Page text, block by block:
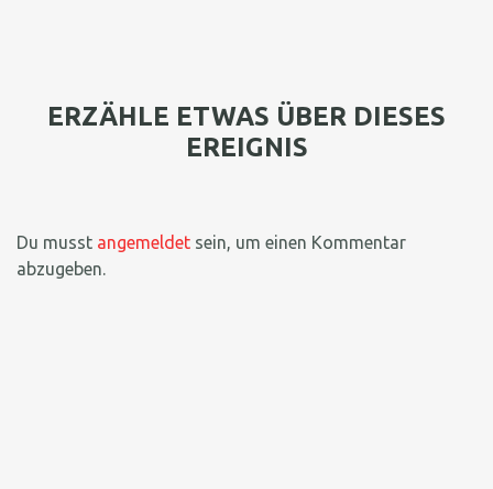
ERZÄHLE ETWAS ÜBER DIESES
EREIGNIS
Du musst angemeldet sein, um einen Kommentar
abzugeben.